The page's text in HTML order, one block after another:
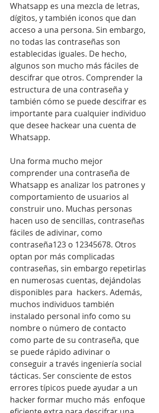
Whatsapp es una mezcla de letras,
dígitos, y también iconos que dan
acceso a una persona. Sin embargo,
no todas las contraseñas son
establecidas iguales. De hecho,
algunos son mucho más fáciles de
descifrar que otros. Comprender la
estructura de una contraseña y
también cómo se puede descifrar es
importante para cualquier individuo
que desee hackear una cuenta de
Whatsapp.
Una forma mucho mejor
comprender una contraseña de
Whatsapp es analizar los patrones y
comportamiento de usuarios al
construir uno. Muchas personas
hacen uso de sencillas, contraseñas
fáciles de adivinar, como
contraseña123 o 12345678. Otros
optan por más complicadas
contraseñas, sin embargo repetirlas
en numerosas cuentas, dejándolas
disponibles para  hackers. Además,
muchos individuos también
instalado personal info como su
nombre o número de contacto
como parte de su contraseña, que
se puede rápido adivinar o
conseguir a través ingeniería social
tácticas. Ser consciente de estos
errores típicos puede ayudar a un
hacker formar mucho más  enfoque